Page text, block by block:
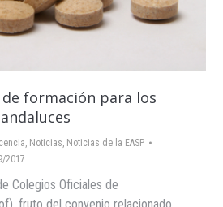
formación para los
, Noticias, Noticias de la EASP
2017
Colegios Oficiales de